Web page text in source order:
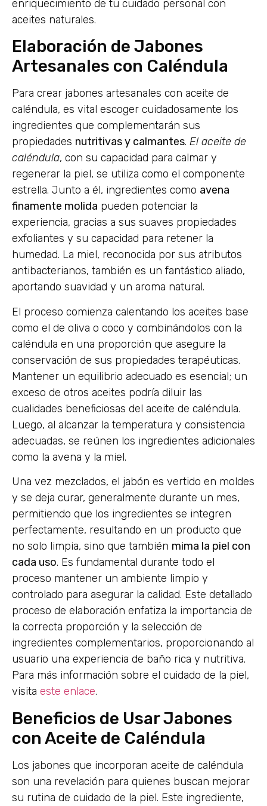
enriquecimiento de tu cuidado personal con
aceites naturales.
Elaboración de Jabones
Artesanales con Caléndula
Para crear jabones artesanales con aceite de
caléndula, es vital escoger cuidadosamente los
ingredientes que complementarán sus
propiedades nutritivas y calmantes. El aceite de
caléndula, con su capacidad para calmar y
regenerar la piel, se utiliza como el componente
estrella. Junto a él, ingredientes como avena
finamente molida pueden potenciar la
experiencia, gracias a sus suaves propiedades
exfoliantes y su capacidad para retener la
humedad. La miel, reconocida por sus atributos
antibacterianos, también es un fantástico aliado,
aportando suavidad y un aroma natural.
El proceso comienza calentando los aceites base
como el de oliva o coco y combinándolos con la
caléndula en una proporción que asegure la
conservación de sus propiedades terapéuticas.
Mantener un equilibrio adecuado es esencial; un
exceso de otros aceites podría diluir las
cualidades beneficiosas del aceite de caléndula.
Luego, al alcanzar la temperatura y consistencia
adecuadas, se reúnen los ingredientes adicionales
como la avena y la miel.
Una vez mezclados, el jabón es vertido en moldes
y se deja curar, generalmente durante un mes,
permitiendo que los ingredientes se integren
perfectamente, resultando en un producto que
no solo limpia, sino que también mima la piel con
cada uso. Es fundamental durante todo el
proceso mantener un ambiente limpio y
controlado para asegurar la calidad. Este detallado
proceso de elaboración enfatiza la importancia de
la correcta proporción y la selección de
ingredientes complementarios, proporcionando al
usuario una experiencia de baño rica y nutritiva.
Para más información sobre el cuidado de la piel,
visita este enlace.
Beneficios de Usar Jabones
con Aceite de Caléndula
Los jabones que incorporan aceite de caléndula
son una revelación para quienes buscan mejorar
su rutina de cuidado de la piel. Este ingrediente,